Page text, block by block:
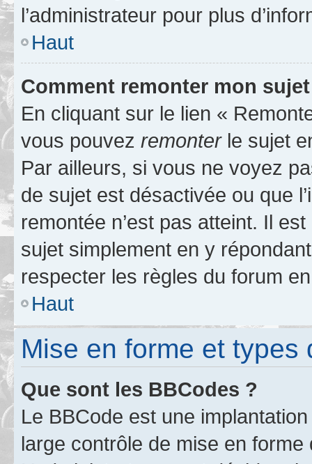
l’administrateur pour plus
Haut
Comment remonter mon
En cliquant sur le lien «
vous pouvez remonterle sujet
Par ailleurs, si vous ne voyez
de sujet est désactivée ou que
remontée n’est pas atteint. Il
sujet simplement en y
respecter les règles du forum
Haut
Mise en forme et types
Que sont les BBCodes ?
Le BBCode est une
large contrôle de mise en forme